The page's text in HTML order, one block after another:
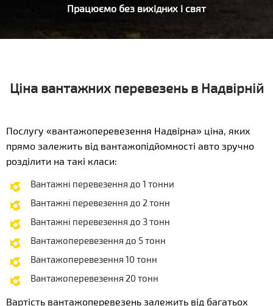
Працюємо без вихідних і свят
Ціна вантажних перевезень в Надвірній
Послугу «вантажоперевезення Надвірна» ціна, яких
прямо залежить від вантажопідйомності авто зручно
розділити на такі класи:
Вантажні перевезення до 1 тонни
Вантажні перевезення до 2 тонн
Вантажні перевезення до 3 тонн
Вантажоперевезення до 5 тонн
Вантажоперевезення 10 тонн
Вантажоперевезення 20 тонн
Вартість вантажоперевезень залежить від багатьох